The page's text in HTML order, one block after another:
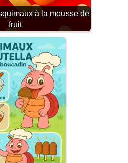
à la mousse de
fruit